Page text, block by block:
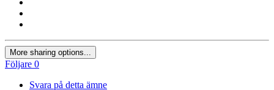
More sharing options...
Följare 0
Svara på detta ämne